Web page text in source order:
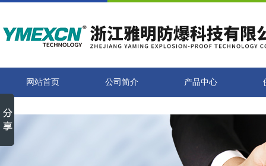
网站首页 公司简介 产品中心